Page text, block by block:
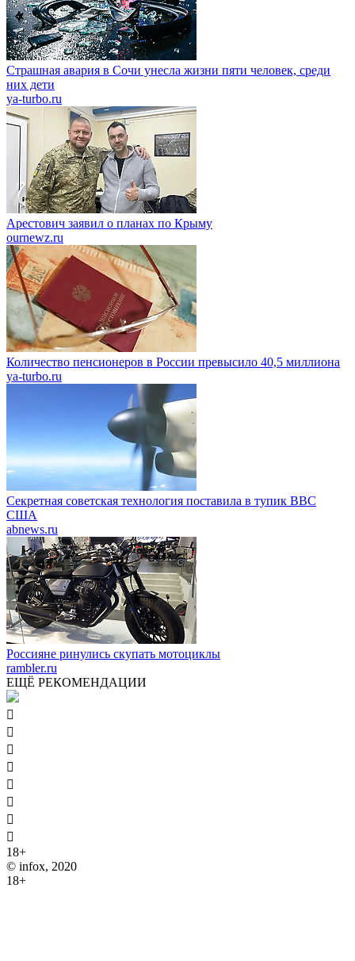
Страшная авария в Сочи унесла жизни пяти человек, среди
них дети
ya-turbo.ru
Арестович заявил о планах по Крыму
ournewz.ru
Количество пенсионеров в России превысило 40,5 миллиона
ya-turbo.ru
Секретная советская технология поставила в тупик ВВС
США
abnews.ru
Россияне ринулись скупать мотоциклы
rambler.ru
ЕЩЁ РЕКОМЕНДАЦИИ








18+
© infox, 2020
18+